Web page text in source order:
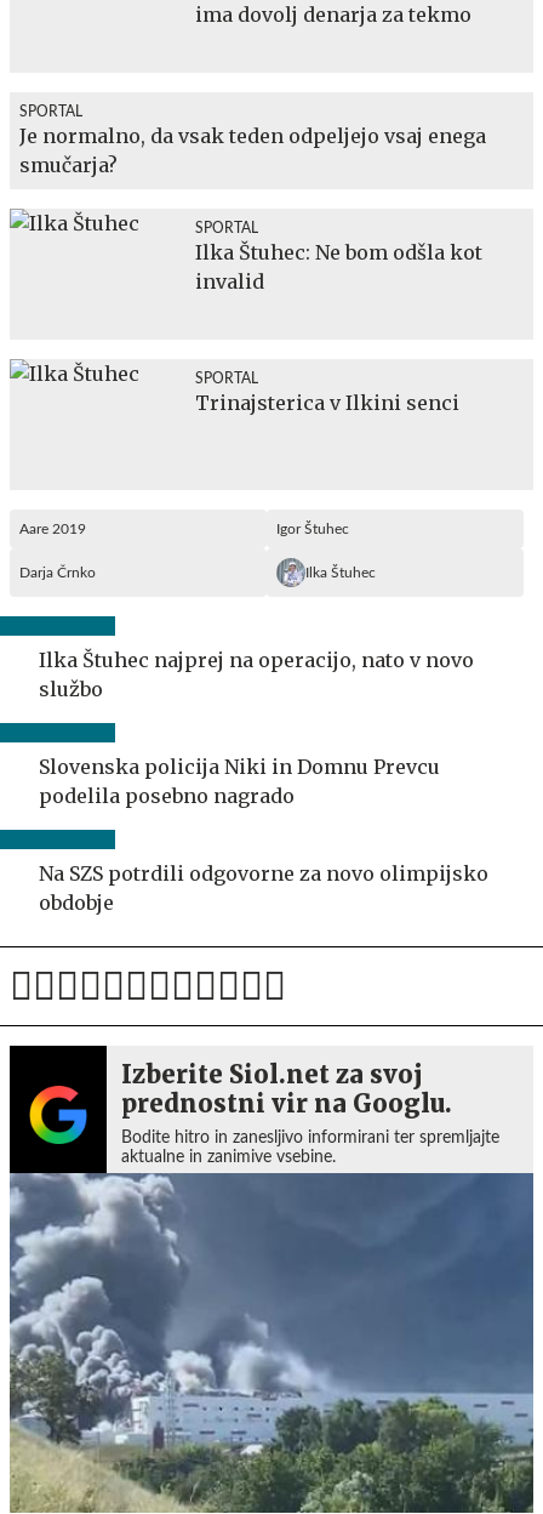
ima dovolj denarja za tekmo
SPORTAL
Je normalno, da vsak teden odpeljejo vsaj enega
smučarja?
SPORTAL
Ilka Štuhec: Ne bom odšla kot
invalid
SPORTAL
Trinajsterica v Ilkini senci
Aare 2019 Igor Štuhec
Darja Črnko Ilka Štuhec
Ilka Štuhec najprej na operacijo, nato v novo
službo
Slovenska policija Niki in Domnu Prevcu
podelila posebno nagrado
Na SZS potrdili odgovorne za novo olimpijsko
obdobje
Izberite Siol.net za svoj
prednostni vir na Googlu.
Bodite hitro in zanesljivo informirani ter spremljajte
aktualne in zanimive vsebine.